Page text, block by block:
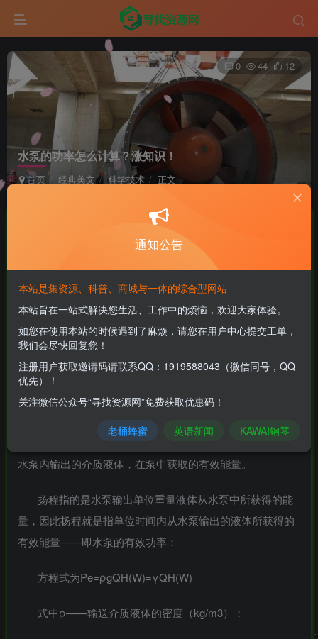
水泵的功率怎么计算？涨知识！
首页 经典美文 科学技术 正文
0 44 12
极好 · 1000
TIPS 什么是水泵的功率？
功率指的是单位时间水泵所做功的大小，符号N表示，
常用单位有：公斤·米/秒、千瓦、马力，动力设备电动机功率
单位用千瓦表示，柴油机或汽油机功率单位用马力表示。\
TIPS什么是水泵的有效功率？
有效功率又称之为输出功率，用Pe表示，单位时间内从
水泵内输出的介质液体，在泵中获取的有效能量。
扬程指的是水泵输出单位重量液体从水泵中所获得的能
量，因此扬程就是指单位时间内从水泵输出的液体所获得的
有效能量——即水泵的有效功率：
方程式为Pe=ρgQH(W)=γQH(W)
式中ρ——输送介质液体的密度（kg/m3）；
通知公告
本站是集资源、科普、商城与一体的综合型网站
本站旨在一站式解决您生活、工作中的烦恼，欢迎大家体验。
如您在使用本站的时候遇到了麻烦，请您在用户中心提交工单，
我们会尽快回复您！
注册用户获取邀请码请联系QQ：1919588043（微信同号，QQ
优先）！
关注微信公众号“寻找资源网”免费获取优惠码！
老桶蜂蜜 英语新闻 KAWAI钢琴